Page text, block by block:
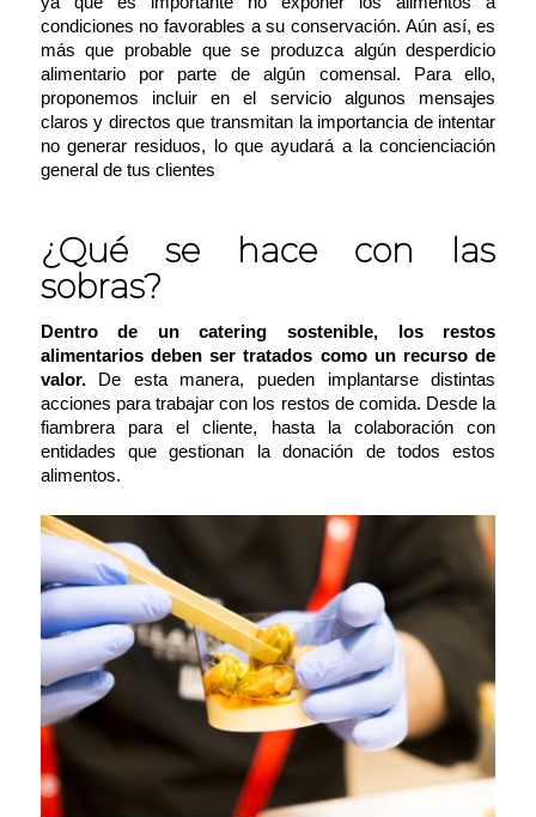
condiciones no favorables a su conservación. Aún así, es
más que probable que se produzca algún desperdicio
alimentario por parte de algún comensal. Para ello,
proponemos incluir en el servicio algunos mensajes
claros y directos que transmitan la importancia de intentar
no generar residuos, lo que ayudará a la concienciación
general de tus clientes
¿Qué se hace con las
sobras?
Dentro de un catering sostenible, los restos
alimentarios deben ser tratados como un recurso de
valor.De esta manera, pueden implantarse distintas
acciones para trabajar con los restos de comida. Desde la
fiambrera para el cliente, hasta la colaboración con
entidades que gestionan la donación de todos estos
alimentos.